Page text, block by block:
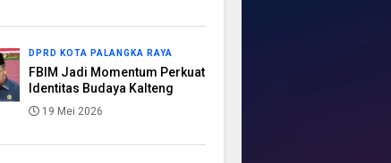
DPRD KOTA PALANGKA RAYA
FBIM Jadi Momentum Perkuat
Identitas Budaya Kalteng
19 Mei 2026